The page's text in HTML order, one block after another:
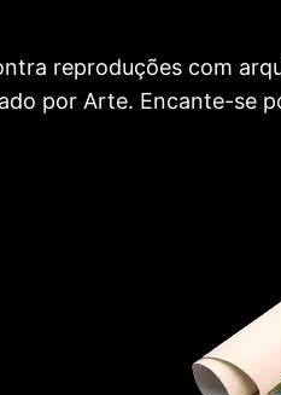
reproduções com
por Arte. Encante-se